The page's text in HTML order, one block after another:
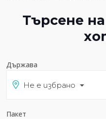
Търсене
Държава
Не е избрано
Пакет